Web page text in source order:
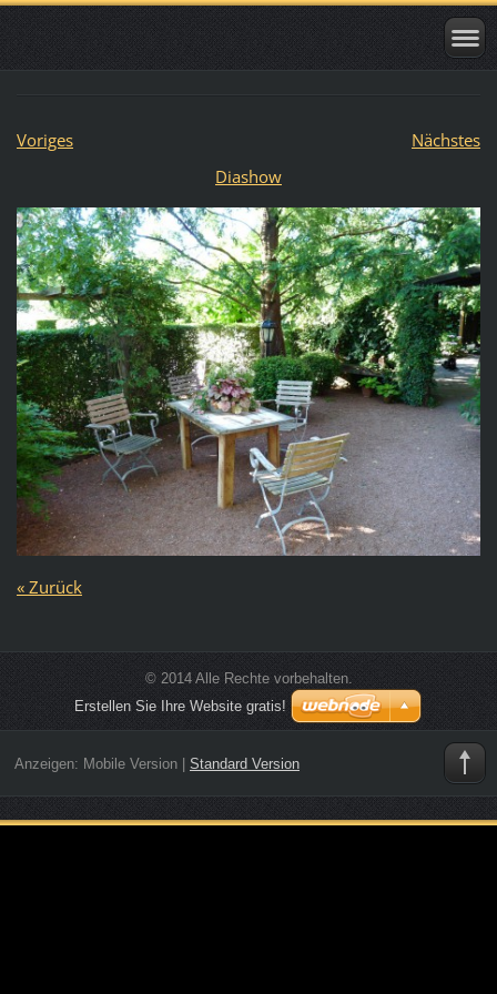
Voriges
Nächstes
Diashow
« Zurück
© 2014 Alle Rechte vorbehalten.
Erstellen Sie Ihre Website gratis!
Anzeigen: Mobile Version| Standard Version